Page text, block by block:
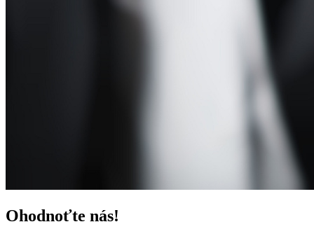
Ohodnoťte nás!